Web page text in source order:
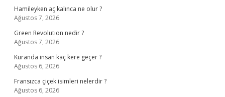
Hamileyken aç kalınca ne olur ?
Ağustos 7, 2026
Green Revolution nedir ?
Ağustos 7, 2026
Kuranda insan kaç kere geçer ?
Ağustos 6, 2026
Fransızca çiçek isimleri nelerdir ?
Ağustos 6, 2026